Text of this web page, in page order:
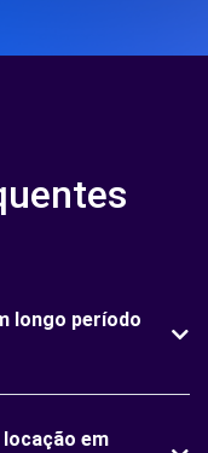
longo período
em